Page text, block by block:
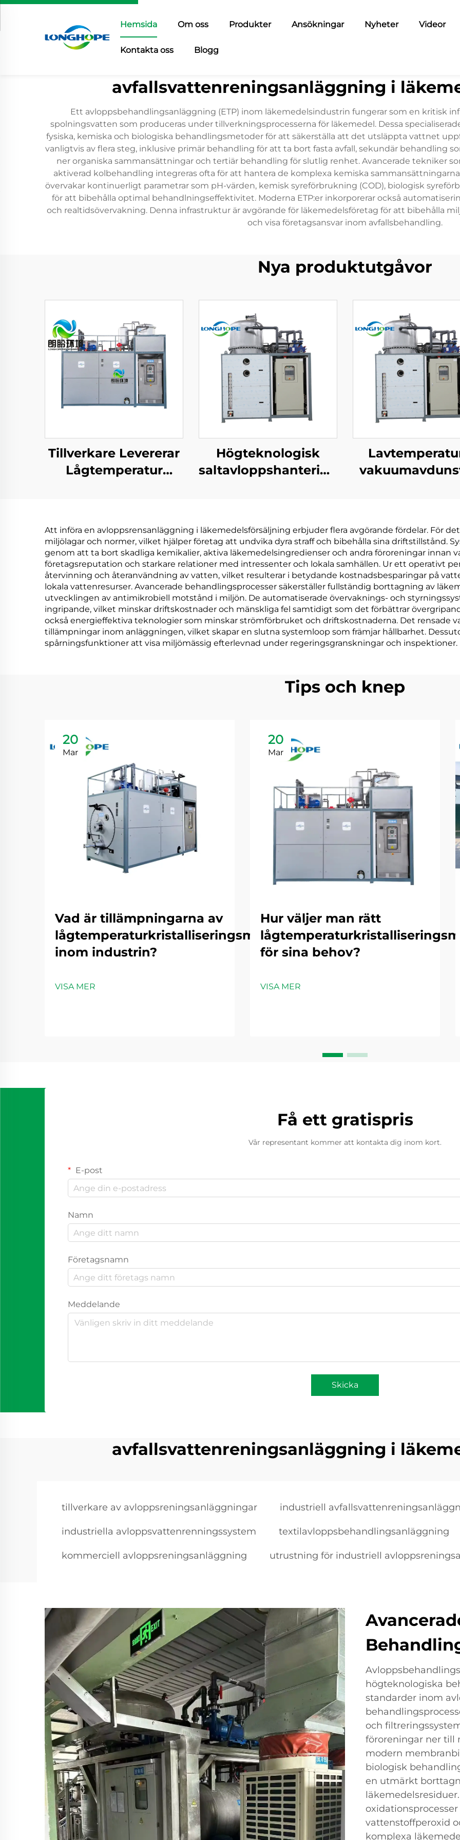
Hemsida Om oss Produkter Ansökningar Nyheter Videor
Kontakta oss Blogg
avfallsvattenreningsanläggning i
Ett avloppsbehandlingsanläggning (ETP) inom läkemedelsindustrin fungerar som en kritisk
spolningsvatten som produceras under tillverkningsprocesserna för läkemedel. Dessa
fysiska, kemiska och biologiska behandlingsmetoder för att säkerställa att det utsläppta vattnet
vanligtvis av flera steg, inklusive primär behandling för att ta bort fasta avfall, sekundär behandling
ner organiska sammansättningar och tertiär behandling för slutlig renhet. Avancerade tekniker
aktiverad kolbehandling integreras ofta för att hantera de komplexa kemiska
övervakar kontinuerligt parametrar som pH-värden, kemisk syreförbrukning (COD), biologisk
för att bibehålla optimal behandlningseffektivitet. Moderna ETP:er inkorporerar också
och realtidsövervakning. Denna infrastruktur är avgörande för läkemedelsföretag för att bibehålla
och visa företagsansvar inom avfallsbehandling.
Nya produktutgåvor
Tillverkare Levererar
Lågtemperatur
Högteknologisk
saltavloppshantering
avloppshanterings
vakuumavdunstare
Att införa en avloppsrensanläggning i läkemedelsförsäljning erbjuder flera avgörande fördelar. För
miljölagar och normer, vilket hjälper företag att undvika dyra straff och bibehålla sina driftstillstånd.
genom att ta bort skadliga kemikalier, aktiva läkemedelsingredienser och andra föroreningar innan
företagsreputation och starkare relationer med intressenter och lokala samhällen. Ur ett operativt
återvinning och återanvändning av vatten, vilket resulterar i betydande kostnadsbesparingar på
lokala vattenresurser. Avancerade behandlingsprocesser säkerställer fullständig borttagning av
utvecklingen av antimikrobiell motstånd i miljön. De automatiserade övervaknings- och
ingripande, vilket minskar driftskostnader och mänskliga fel samtidigt som det förbättrar
också energieffektiva teknologier som minskar strömförbruket och driftskostnaderna. Det rensade
tillämpningar inom anläggningen, vilket skapar en slutna systemloop som främjar hållbarhet.
spårningsfunktioner att visa miljömässig efterlevnad under regeringsgranskningar och inspektioner.
Tips och knep
20
Mar
Vad är tillämpningarna av
lågtemperaturkristalliseringsmaskiner
inom industrin?
VISA MER
20
Mar
Hur väljer man rätt
för sina behov?
VISA MER
Få ett gratispris
Vår representant kommer att kontakta dig inom kort.
E-post
Namn
Företagsnamn
Meddelande
Skicka
avfallsvattenreningsanläggning i
tillverkare av avloppsreningsanläggningar industriell
industriella avloppsvattenrenningssystem textilavloppsbehandlingsanläggning
kommerciell avloppsreningsanläggning utrustning för industriell
högteknologiska
standarder inom
och
föroreningar ner till
modern
biologisk
en utmärkt
vattenstoffperoxid
komplexa